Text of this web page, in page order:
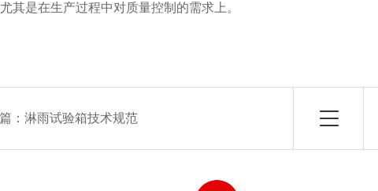
其是在生产过程中对质量控制的需求上。
： 淋雨试验箱技术规范